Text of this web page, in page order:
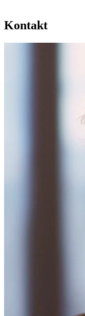
Kontakt